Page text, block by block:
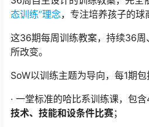
态训练”理念，专注培养孩子的球
这36期每周训练教案，持续36
所改变。
SoW以训练主题为导向，每1期包
· 一堂标准的哈比系训练课，包含
技术、技能和设条件比赛；